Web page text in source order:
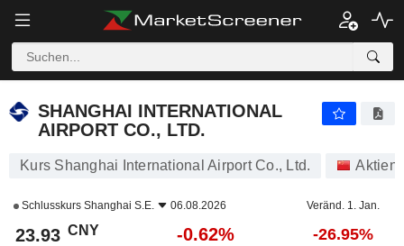
SHANGHAI INTERNATIONAL
AIRPORT CO., LTD.
Kurs Shanghai International Airport Co., Ltd. Aktien
Schlusskurs Shanghai S.E. 06.08.2026 Veränd. 1. Jan.
23.93 CNY -0.62% -26.95%